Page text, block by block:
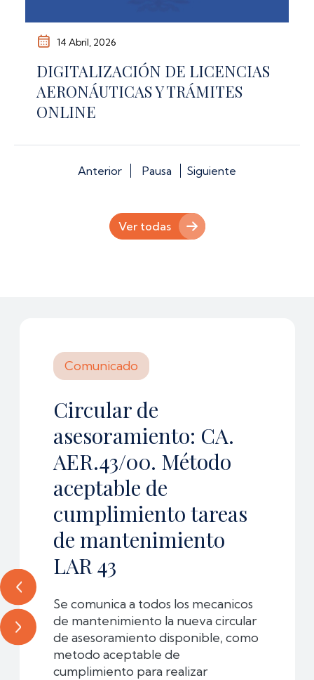
14 Abril, 2026
DIGITALIZACIÓN DE LICENCIAS
AERONÁUTICAS Y TRÁMITES
ONLINE
Anterior Pausa Siguiente
Ver todas
Comunicado
Circular de
asesoramiento: CA.
AER.43/00. Método
aceptable de
cumplimiento tareas
de mantenimiento
LAR 43
Se comunica a todos los mecanicos
de mantenimiento la nueva circular
de asesoramiento disponible, como
metodo aceptable de
cumplimiento para realizar